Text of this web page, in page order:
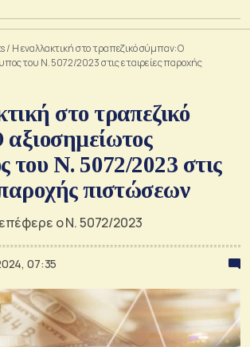
/ Η εναλλακτική στο τραπεζικό σύμπαν: Ο
του Ν. 5072/2023 στις εταιρείες παροχής
στο τραπεζικό
του Ν. 5072/2023 στις
παροχής πιστώσεων
ο Ν. 5072/2023
07:35